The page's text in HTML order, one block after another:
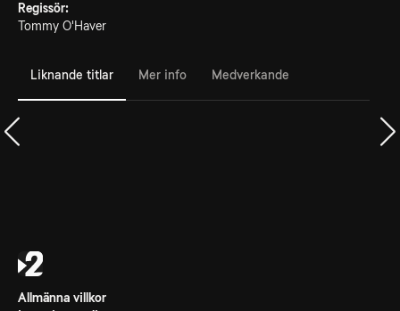
Regissör:
Tommy O'Haver
Liknande titlar Mer info Medverkande
Allmänna villkor